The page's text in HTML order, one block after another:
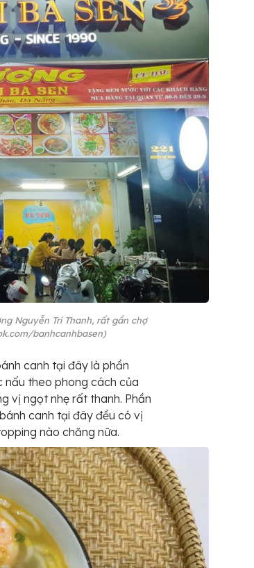
Nguyễn Trí Thanh, rất gần chợ
banhcanhbasen)
canh tại đây là phần
nấu theo phong cách của
vị ngọt nhẹ rất thanh. Phần
canh tại đây đều có vị
nào chăng nữa.